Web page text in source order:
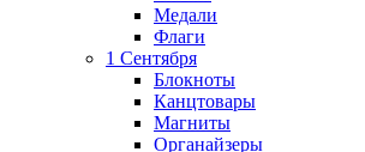
Медали
Флаги
1 Сентября
Блокноты
Канцтовары
Магниты
Органайзеры